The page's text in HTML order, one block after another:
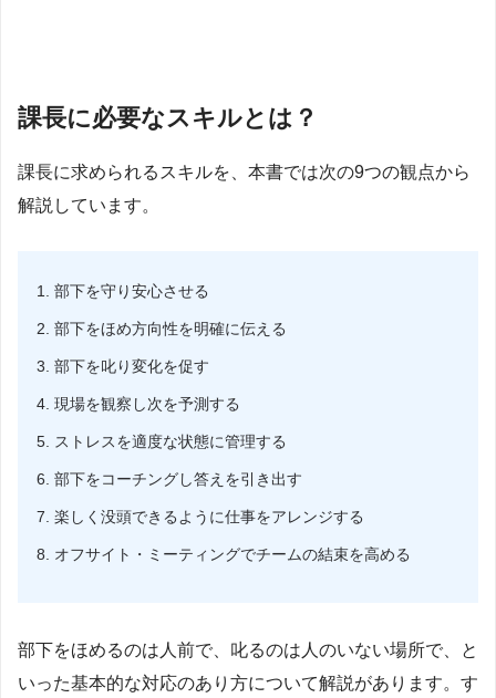
課長に必要なスキルとは？
課長に求められるスキルを、本書では次の9つの観点から
解説しています。
部下を守り安心させる
部下をほめ方向性を明確に伝える
部下を叱り変化を促す
現場を観察し次を予測する
ストレスを適度な状態に管理する
部下をコーチングし答えを引き出す
楽しく没頭できるように仕事をアレンジする
オフサイト・ミーティングでチームの結束を高める
部下をほめるのは人前で、叱るのは人のいない場所で、と
いった基本的な対応のあり方について解説があります。す